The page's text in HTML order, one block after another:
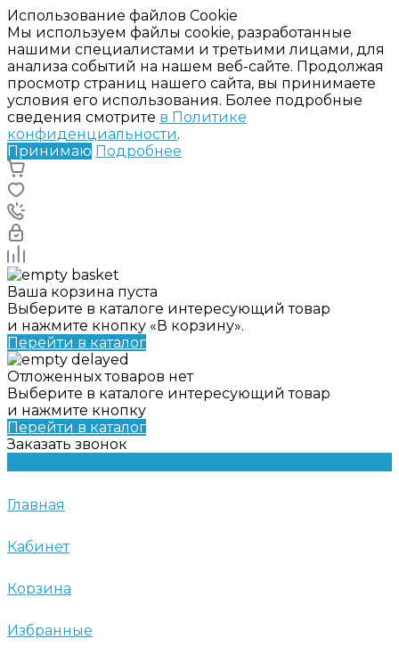
Использование файлов Cookie
Мы используем файлы cookie, разработанные
нашими специалистами и третьими лицами, для
анализа событий на нашем веб-сайте. Продолжая
просмотр страниц нашего сайта, вы принимаете
условия его использования. Более подробные
сведения смотрите в Политике
конфиденциальности.
Принимаю Подробнее
Ваша корзина пуста
Выберите в каталоге интересующий товар
и нажмите кнопку «В корзину».
Перейти в каталог
Отложенных товаров нет
Выберите в каталоге интересующий товар
и нажмите кнопку
Перейти в каталог
Заказать звонок
Главная
Кабинет
Корзина
Избранные